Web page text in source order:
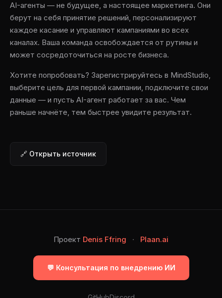
AI-агенты — не будущее, а настоящее маркетинга. Они
берут на себя принятие решений, персонализируют
каждое касание и управляют кампаниями во всех
каналах. Ваша команда освобождается от рутины и
может сосредоточиться на росте бизнеса.
Хотите попробовать? Зарегистрируйтесь в MindStudio,
выберите цель для первой кампании, подключите свои
данные — и пусть AI-агент работает за вас. Чем
раньше начнёте, тем быстрее увидите результат.
🔗 Открыть источник
Проект Denis Ffring · Plaan.ai
💬 Консультация по внедрению ИИ